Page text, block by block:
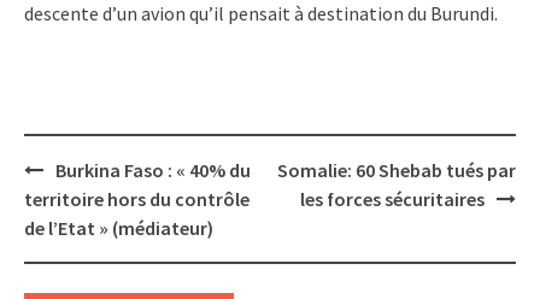
descente d’un avion qu’il pensait à destination du Burundi.
Post
navigation
Burkina Faso : « 40% du
territoire hors du contrôle
de l’Etat » (médiateur)
Somalie: 60 Shebab tués par
les forces sécuritaires